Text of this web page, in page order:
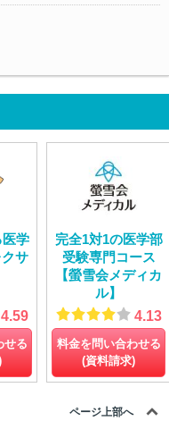
学
サ
4.59
せる
完全1対1の医学部
受験専門コース
【螢雪会メディカ
ル】
4.13
料金を問い合わせる
(資料請求)
ページ上部へ